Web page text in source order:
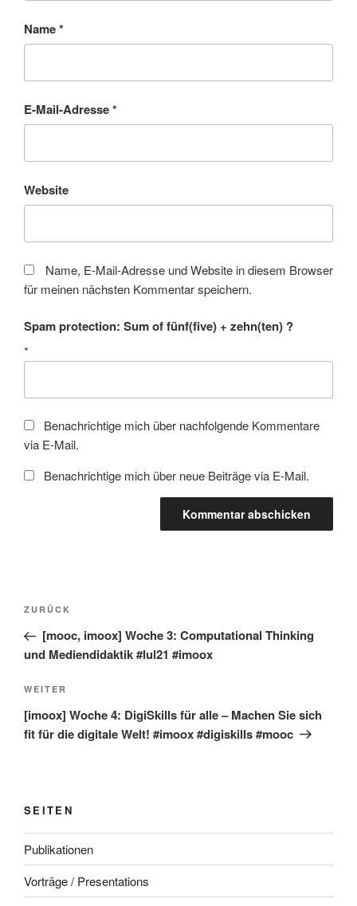
Name*
E-Mail-Adresse*
Website
Name, E-Mail-Adresse und Website in diesem Browser
für meinen nächsten Kommentar speichern.
Spam protection: Sum of fünf(five) + zehn(ten) ?
*
Benachrichtige mich über nachfolgende Kommentare
via E-Mail.
Benachrichtige mich über neue Beiträge via E-Mail.
Beitragsnavigation
Vorheriger
Beitrag
ZURÜCK
[mooc, imoox] Woche 3: Computational Thinking
und Mediendidaktik #lul21 #imoox
Nächster
Beitrag
WEITER
[imoox] Woche 4: DigiSkills für alle – Machen Sie sich
fit für die digitale Welt! #imoox #digiskills #mooc
SEITEN
Publikationen
Vorträge / Presentations